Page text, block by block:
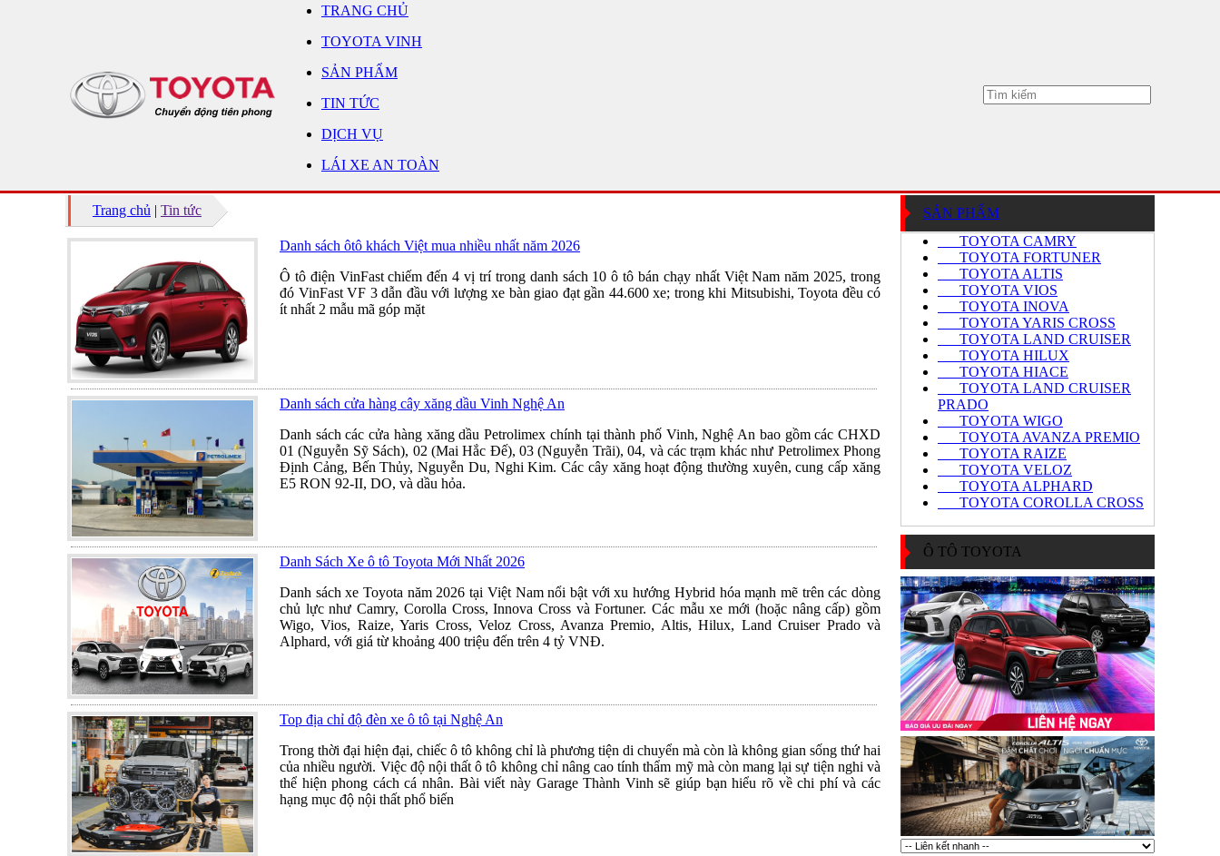
TRANG CHỦ
TOYOTA VINH
SẢN PHẨM
TIN TỨC
DỊCH VỤ
LÁI XE AN TOÀN
Trang chủ | Tin tức
Danh sách ôtô khách Việt mua nhiều nhất năm 2026
Ô tô điện VinFast chiếm đến 4 vị trí trong danh sách 10 ô tô bán chạy nhất Việt Nam năm 2025, trong
đó VinFast VF 3 dẫn đầu với lượng xe bàn giao đạt gần 44.600 xe; trong khi Mitsubishi, Toyota đều có
ít nhất 2 mẫu mã góp mặt
Danh sách cửa hàng cây xăng dầu Vinh Nghệ An
Danh sách các cửa hàng xăng dầu Petrolimex chính tại thành phố Vinh, Nghệ An bao gồm các CHXD
01 (Nguyễn Sỹ Sách), 02 (Mai Hắc Đế), 03 (Nguyễn Trãi), 04, và các trạm khác như Petrolimex Phong
Định Cảng, Bến Thủy, Nguyễn Du, Nghi Kim. Các cây xăng hoạt động thường xuyên, cung cấp xăng
E5 RON 92-II, DO, và dầu hỏa.
Danh Sách Xe ô tô Toyota Mới Nhất 2026
Danh sách xe Toyota năm 2026 tại Việt Nam nổi bật với xu hướng Hybrid hóa mạnh mẽ trên các dòng
chủ lực như Camry, Corolla Cross, Innova Cross và Fortuner. Các mẫu xe mới (hoặc nâng cấp) gồm
Wigo, Vios, Raize, Yaris Cross, Veloz Cross, Avanza Premio, Altis, Hilux, Land Cruiser Prado và
Alphard, với giá từ khoảng 400 triệu đến trên 4 tỷ VNĐ.
Top địa chỉ độ đèn xe ô tô tại Nghệ An
Trong thời đại hiện đại, chiếc ô tô không chỉ là phương tiện di chuyển mà còn là không gian sống thứ hai
của nhiều người. Việc độ nội thất ô tô không chỉ nâng cao tính thẩm mỹ mà còn mang lại sự tiện nghi và
thể hiện phong cách cá nhân. Bài viết này Garage Thành Vinh sẽ giúp bạn hiểu rõ về chi phí và các
hạng mục độ nội thất phổ biến
SẢN PHẨM
TOYOTA CAMRY
TOYOTA FORTUNER
TOYOTA ALTIS
TOYOTA VIOS
TOYOTA INOVA
TOYOTA YARIS CROSS
TOYOTA LAND CRUISER
TOYOTA HILUX
TOYOTA HIACE
TOYOTA LAND CRUISER
PRADO
TOYOTA WIGO
TOYOTA AVANZA PREMIO
TOYOTA RAIZE
TOYOTA VELOZ
TOYOTA ALPHARD
TOYOTA COROLLA CROSS
Ô TÔ TOYOTA